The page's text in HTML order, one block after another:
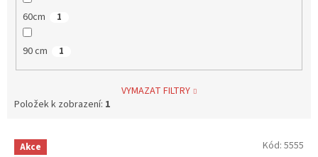
60cm 1
90 cm 1
VYMAZAT FILTRY
Položek k zobrazení: 1
V Akce
Kód: 5555